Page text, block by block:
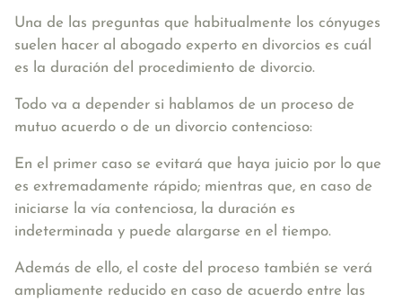
Una de las preguntas que habitualmente los cónyuges
suelen hacer al abogado experto en divorcios es cuál
es la duración del procedimiento de divorcio.
Todo va a depender si hablamos de un proceso de
mutuo acuerdo o de un divorcio contencioso:
En el primer caso se evitará que haya juicio por lo que
es extremadamente rápido; mientras que, en caso de
iniciarse la vía contenciosa, la duración es
indeterminada y puede alargarse en el tiempo.
Además de ello, el coste del proceso también se verá
ampliamente reducido en caso de acuerdo entre las